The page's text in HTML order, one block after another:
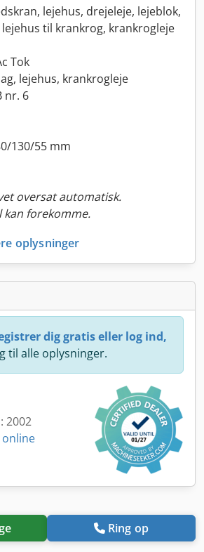
lejehus, drejeleje, lejeblok,
til krankrog, krankrogleje
Tok
lejehus, krankrogleje
nr. 6
130/55 mm
oversat automatisk.
forekomme.
oplysninger
dig gratis eller log ind,
til alle oplysninger.
2002
online
Ring op